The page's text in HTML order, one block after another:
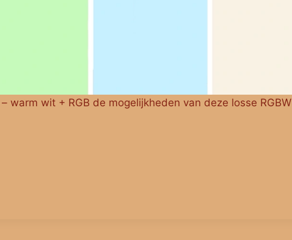
warm wit + RGB de mogelijkheden van deze losse RGBW